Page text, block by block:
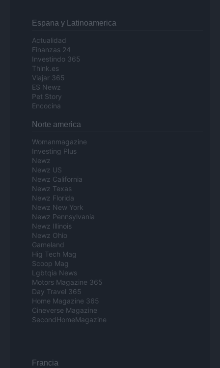
Espana y Latinoamerica
Actualidad
Finanzas 24
Investindo 365
Think.es
Viajar 365
ES Newz
Pet Story
Encocina
Norte america
Womanmagazine
Investing Plus
Newz
Newz US
Newz California
Newz Texas
Newz Florida
Newz New York
Newz Pennsylvania
Newz Illinois
Newz Ohio
Gameland
Hig Tech Mag
Scoop Mag
Lgbtqia News
Motors Magazine 365
Day Travel 365
Home Magazine 365
Cineverse Magazine
SecondHomeMagazine
Francia